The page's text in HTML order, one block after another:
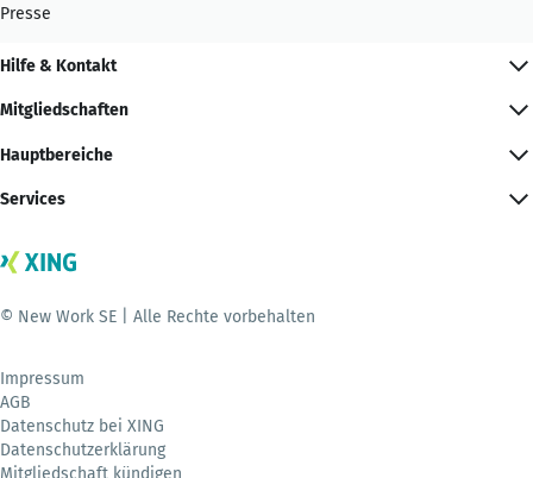
Presse
Hilfe & Kontakt
Mitgliedschaften
Hauptbereiche
Services
© New Work SE | Alle Rechte vorbehalten
Impressum
AGB
Datenschutz bei XING
Datenschutzerklärung
Mitgliedschaft kündigen